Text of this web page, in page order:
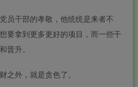
员干部的孝敬，他统统是来者不
要拿到更多更好的项目，而一些干
晋升。
之外，就是贪色了。